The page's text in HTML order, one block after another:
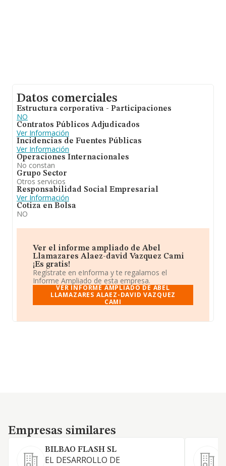
Datos comerciales
Estructura corporativa - Participaciones
NO
Contratos Públicos Adjudicados
Ver Información
Incidencias de Fuentes Públicas
Ver Información
Operaciones Internacionales
No constan
Grupo Sector
Otros servicios
Responsabilidad Social Empresarial
Ver Información
Cotiza en Bolsa
NO
Ver el informe ampliado de Abel
Llamazares Alaez-david Vazquez Cami
¡Es gratis!
Regístrate en eInforma y te regalamos el
Informe Ampliado de esta empresa.
VER INFORME AMPLIADO DE ABEL
LLAMAZARES ALAEZ-DAVID VAZQUEZ
CAMI
Empresas similares
Empresas similares
BILBAO FLASH SL
EL DESARROLLO DE